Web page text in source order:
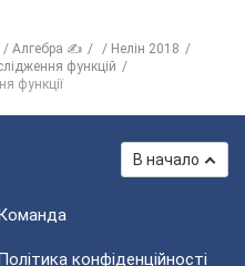
Алгебра ✍
Нелін 2018
функцій
функції
В начало
конфіденційності